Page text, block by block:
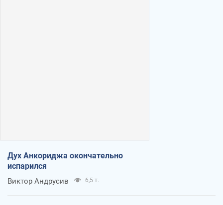
Дух Анкориджа окончательно
испарился
Виктор Андрусив 6,5 т.